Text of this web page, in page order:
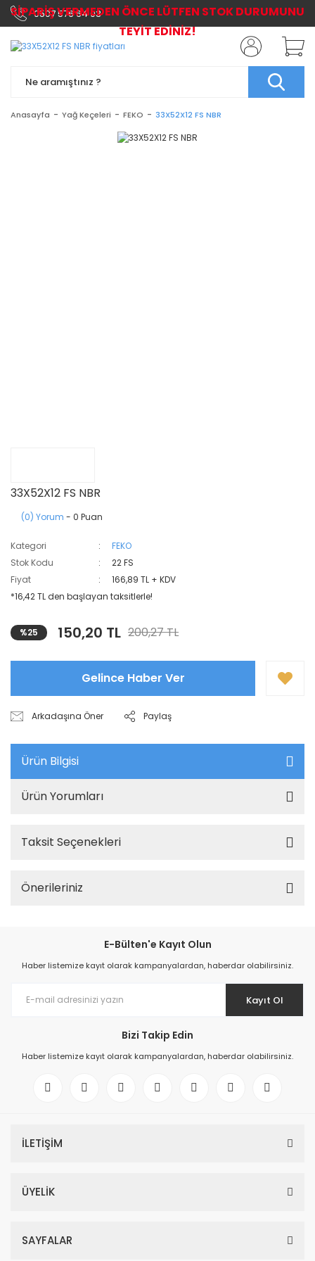
0507 576 64 03
Anasayfa Yağ Keçeleri FEKO 33X52X12 FS NBR
33X52X12 FS NBR
(0) Yorum - 0 Puan
Kategori
FEKO
Stok Kodu
22 FS
Fiyat
166,89 TL + KDV
*16,42 TL den başlayan taksitlerle!
%25 150,20 TL 200,27 TL
Gelince Haber Ver
Arkadaşına Öner Paylaş
Ürün Bilgisi
Ürün Yorumları
Taksit Seçenekleri
Önerileriniz
E-Bülten'e Kayıt Olun
Haber listemize kayıt olarak kampanyalardan, haberdar olabilirsiniz.
Kayıt Ol
Bizi Takip Edin
Haber listemize kayıt olarak kampanyalardan, haberdar olabilirsiniz.
İLETİŞİM
ÜYELİK
SAYFALAR
SİPARİŞ VERMEDEN ÖNCE LÜTFEN STOK DURUMUNU
TEYİT EDİNİZ!